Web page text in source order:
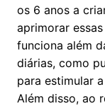
os 6 anos a
aprimorar
funciona além
diárias, como
para estimular
Além disso, ao